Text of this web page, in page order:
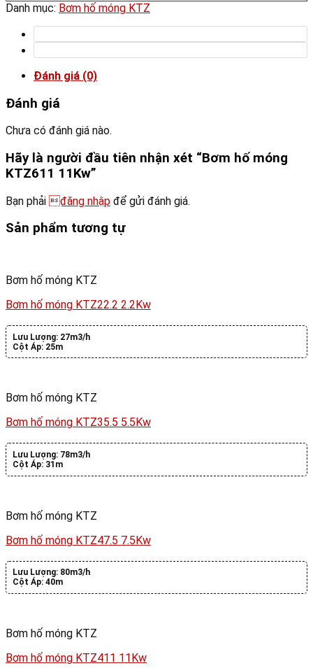
Danh mục: Bơm hố móng KTZ
Đánh giá (0)
Đánh giá
Chưa có đánh giá nào.
Hãy là người đầu tiên nhận xét “Bơm hố móng
KTZ611 11Kw”
Bạn phải đăng nhập để gửi đánh giá.
Sản phẩm tương tự
Bơm hố móng KTZ
Bơm hố móng KTZ22.2 2.2Kw
Lưu Lượng: 27m3/h
Cột Áp: 25m
Bơm hố móng KTZ
Bơm hố móng KTZ35.5 5.5Kw
Lưu Lượng: 78m3/h
Cột Áp: 31m
Bơm hố móng KTZ
Bơm hố móng KTZ47.5 7.5Kw
Lưu Lượng: 80m3/h
Cột Áp: 40m
Bơm hố móng KTZ
Bơm hố móng KTZ411 11Kw